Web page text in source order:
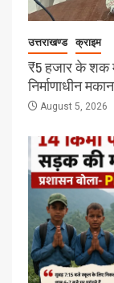
उत्तराखण्ड क्राइम
₹5 हजार के शक
निर्माणाधीन
August 5, 2026